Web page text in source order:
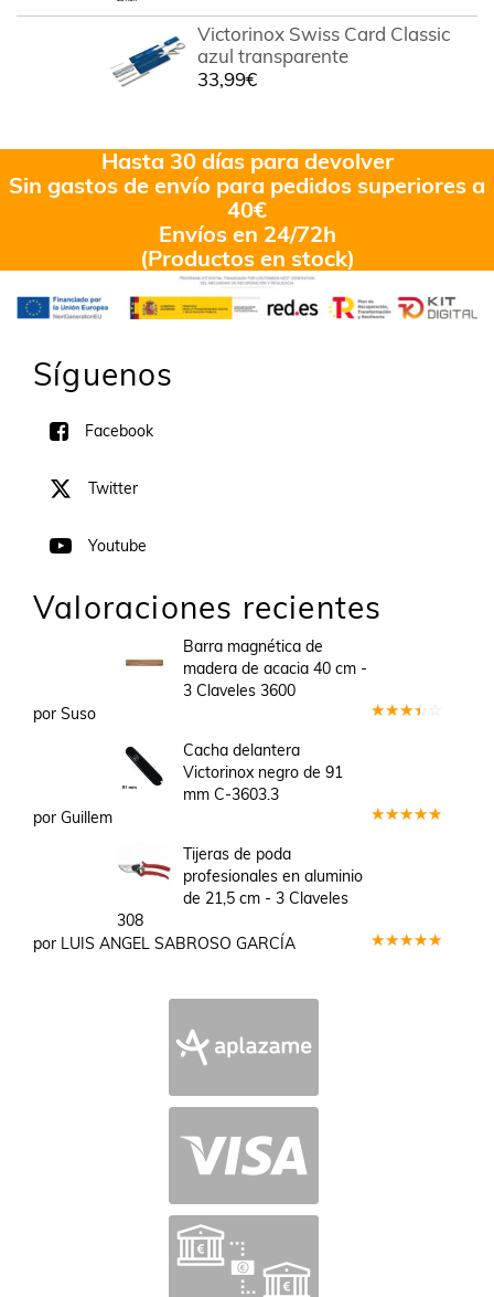
Victorinox Swiss Card Classic
azul transparente
33,99€
Hasta 30 días para devolver
Sin gastos de envío para pedidos superiores a
40€
Envíos en 24/72h
(Productos en stock)
Síguenos
Facebook
Twitter
Youtube
Valoraciones recientes
Barra magnética de
madera de acacia 40 cm -
3 Claveles 3600
por Suso
Cacha delantera
Victorinox negro de 91
mm C-3603.3
por Guillem
Tijeras de poda
profesionales en aluminio
de 21,5 cm - 3 Claveles
308
por LUIS ANGEL SABROSO GARCÍA